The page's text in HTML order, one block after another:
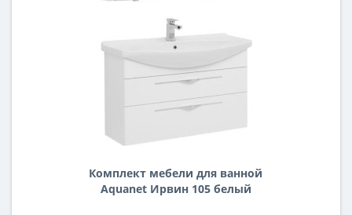
Комплект мебели для ванной
Aquanet Ирвин 105 белый